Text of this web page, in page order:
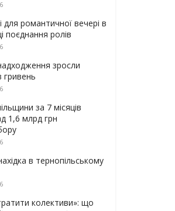
для романтичної вечері в
поєднання ролів
зросли
гривень
за 7 місяців
1,6 млрд грн
в тернопільському
колективи»: що